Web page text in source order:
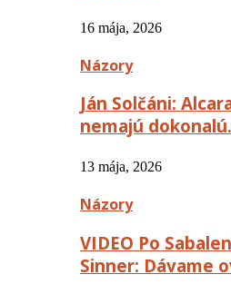
16 mája, 2026
Názory
Ján Solčáni:
nemajú
13 mája, 2026
Názory
VIDEO Po
Sinner: Dávame